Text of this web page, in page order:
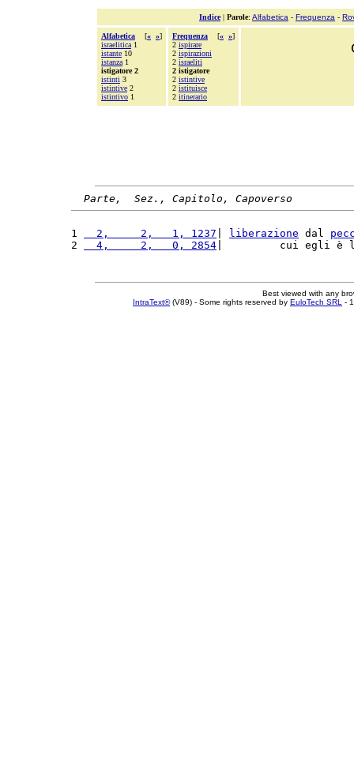
Indice| Parole: Alfabetica - Frequenza -
Alfabetica [« »]
israelitica 1
istante 10
istanza 1
istigatore 2
istinti 3
istintive 2
istintivo 1
Frequenza [« »]
2 ispirare
2 ispirazioni
2 israeliti
2 istigatore
2 istintive
2 istituisce
2 itinerario
Parte,  Sez., Capitolo, Capoverso
1
  2,     2,   1, 1237
liberazione dal
2
  4,     2,   0, 2854
|         cui egli è
Best viewed with any
IntraText®(V89) - Some rights reserved by EuloTech SRL -